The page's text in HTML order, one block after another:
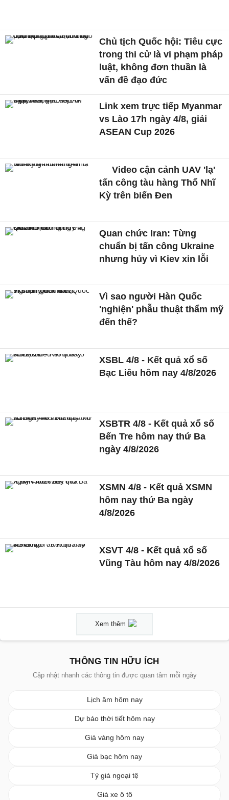
Chủ tịch Quốc hội: Tiêu cực
trong thi cử là vi phạm pháp
luật, không đơn thuần là
vấn đề đạo đức
Link xem trực tiếp Myanmar
vs Lào 17h ngày 4/8, giải
ASEAN Cup 2026
Video cận cảnh UAV 'lạ'
tấn công tàu hàng Thổ Nhĩ
Kỳ trên biển Đen
Quan chức Iran: Từng
chuẩn bị tấn công Ukraine
nhưng hủy vì Kiev xin lỗi
Vì sao người Hàn Quốc
'nghiện' phẫu thuật thẩm mỹ
đến thế?
XSBL 4/8 - Kết quả xổ số
Bạc Liêu hôm nay 4/8/2026
XSBTR 4/8 - Kết quả xổ số
Bến Tre hôm nay thứ Ba
ngày 4/8/2026
XSMN 4/8 - Kết quả XSMN
hôm nay thứ Ba ngày
4/8/2026
XSVT 4/8 - Kết quả xổ số
Vũng Tàu hôm nay 4/8/2026
Xem thêm
THÔNG TIN HỮU ÍCH
Cập nhật nhanh các thông tin được quan tâm mỗi ngày
Lịch âm hôm nay
Dự báo thời tiết hôm nay
Giá vàng hôm nay
Giá bạc hôm nay
Tỷ giá ngoại tệ
Giá xe ô tô